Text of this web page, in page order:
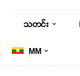
သတင်း
MM